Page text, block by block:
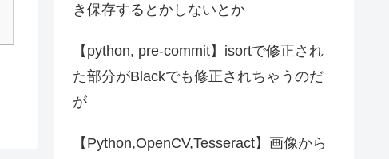
き保存するとかしないとか
【python, pre-commit】isortで修正され
た部分がBlackでも修正されちゃうのだ
が
【Python,OpenCV,Tesseract】画像から